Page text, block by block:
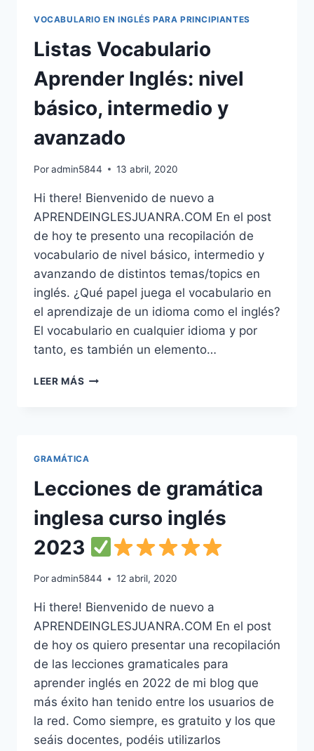
MANY
VOCABULARIO EN INGLÉS PARA PRINCIPIANTES
Listas Vocabulario
Aprender Inglés: nivel
básico, intermedio y
avanzado
Poradmin5844 13 abril, 2020
Hi there! Bienvenido de nuevo a
APRENDEINGLESJUANRA.COM En el post
de hoy te presento una recopilación de
vocabulario de nivel básico, intermedio y
avanzando de distintos temas/topics en
inglés. ¿Qué papel juega el vocabulario en
el aprendizaje de un idioma como el inglés?
El vocabulario en cualquier idioma y por
tanto, es también un elemento…
LEER MÁS LISTAS
AVANZADO
GRAMÁTICA
Lecciones de gramática
inglesa curso inglés
2023
Poradmin5844 12 abril, 2020
Hi there! Bienvenido de nuevo a
APRENDEINGLESJUANRA.COM En el post
de hoy os quiero presentar una recopilación
de las lecciones gramaticales para
aprender inglés en 2022 de mi blog que
más éxito han tenido entre los usuarios de
la red. Como siempre, es gratuito y los que
seáis docentes, podéis utilizarlos